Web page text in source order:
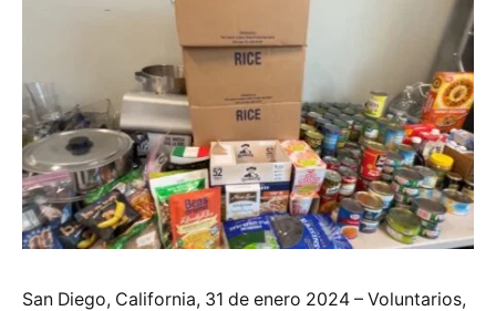
San Diego, California, 31 de enero 2024 – Voluntarios,